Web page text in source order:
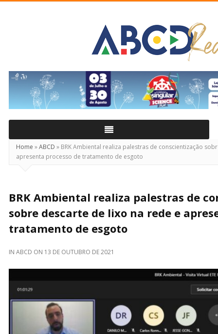
Real
Home »ABCD » BRK Ambiental realiza palestras de conscientização
apresenta processo de tratamento de esgoto
BRK Ambiental realiza palestras de
sobre descarte de lixo na rede e
tratamento de esgoto
IN ABCD ON 13 DE OUTUBRO DE 2021